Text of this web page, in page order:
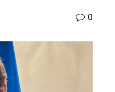
0